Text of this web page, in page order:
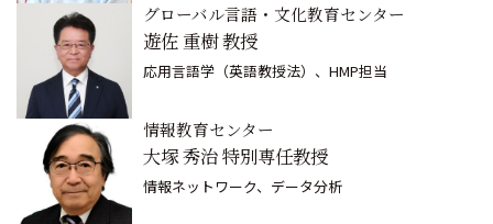
グローバル言語・文化教育センター
遊佐 重樹 教授
応用言語学（英語教授法）、HMP担当
情報教育センター
大塚 秀治 特別専任教授
情報ネットワーク、データ分析